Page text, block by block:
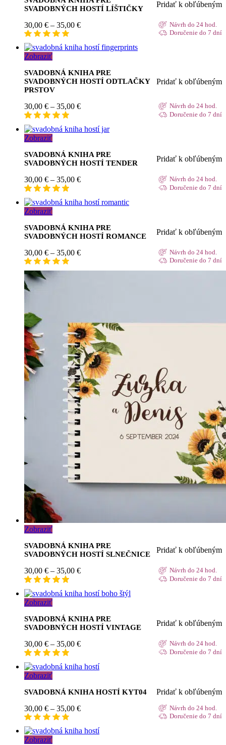
SVADOBNÝCH HOSTÍ LÍŠTIČKY
Pridať k obľúbeným
30,00 € – 35,00 €Price
30,00 €
through
Návrh do 24 hod.
Doručenie do 7 dní
Zobraziť
SVADOBNÁ KNIHA PRE
SVADOBNÝCH HOSTÍ ODTLAČKY
PRSTOV
Pridať k obľúbeným
30,00 € – 35,00 €Price
30,00 €
through
Návrh do 24 hod.
Doručenie do 7 dní
Zobraziť
SVADOBNÁ KNIHA PRE
SVADOBNÝCH HOSTÍ TENDER
Pridať k obľúbeným
30,00 € – 35,00 €Price
30,00 €
through
Návrh do 24 hod.
Doručenie do 7 dní
Zobraziť
SVADOBNÁ KNIHA PRE
SVADOBNÝCH HOSTÍ ROMANCE
Pridať k obľúbeným
30,00 € – 35,00 €Price
30,00 €
Návrh do 24 hod.
Doručenie do 7 dní
Zobraziť
SVADOBNÁ KNIHA PRE
SVADOBNÝCH HOSTÍ SLNEČNICE
Pridať k obľúbeným
30,00 € – 35,00 €Price
30,00 €
through
Návrh do 24 hod.
Doručenie do 7 dní
Zobraziť
SVADOBNÁ KNIHA PRE
SVADOBNÝCH HOSTÍ VINTAGE
Pridať k obľúbeným
30,00 € – 35,00 €Price
30,00 €
through
Návrh do 24 hod.
Doručenie do 7 dní
Zobraziť
SVADOBNÁ KNIHA HOSTÍ KYT04
Pridať k obľúbeným
30,00 € – 35,00 €Price
30,00 €
through
Návrh do 24 hod.
Doručenie do 7 dní
Zobraziť